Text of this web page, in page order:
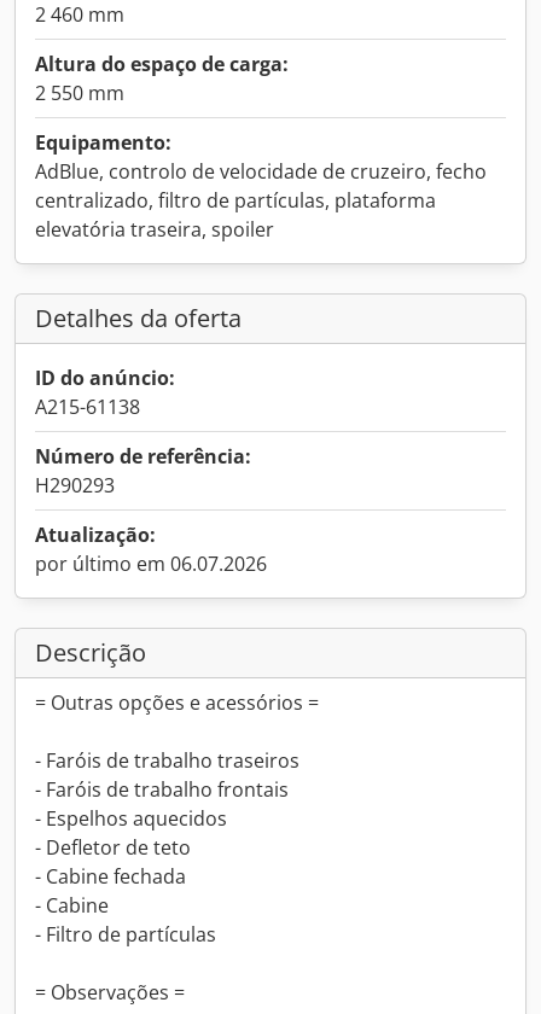
2 460 mm
Altura do espaço de carga:
2 550 mm
Equipamento:
AdBlue, controlo de velocidade de cruzeiro, fecho
centralizado, filtro de partículas, plataforma
elevatória traseira, spoiler
Detalhes da oferta
ID do anúncio:
A215-61138
Número de referência:
H290293
Atualização:
por último em 06.07.2026
Descrição
= Outras opções e acessórios =
- Faróis de trabalho traseiros
- Faróis de trabalho frontais
- Espelhos aquecidos
- Defletor de teto
- Cabine fechada
- Cabine
- Filtro de partículas
= Observações =